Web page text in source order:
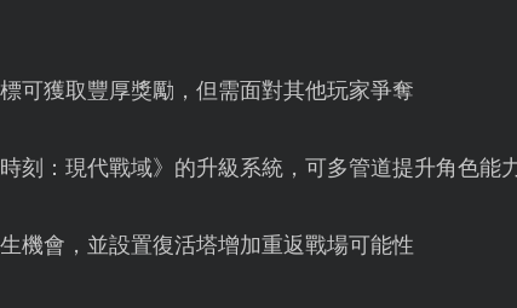
可獲取豐厚獎勵，但需面對其他玩家爭奪
時刻：現代戰域》的升級系統，可多管道提升角色能
機會，並設置復活塔增加重返戰場可能性